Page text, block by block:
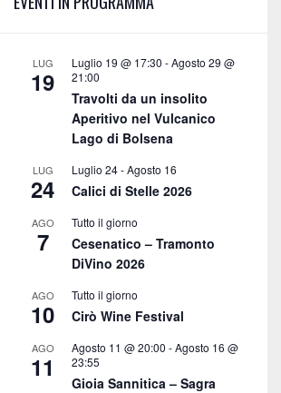
C
LUG
19
Luglio 19 @ 17:30 -Agosto 29 @
21:00
Travolti da un insolito
Aperitivo nel Vulcanico
Lago di Bolsena
LUG
24
Luglio 24-Agosto 16
Calici di Stelle 2026
AGO
7
Tutto il giorno
Cesenatico – Tramonto
DiVino 2026
AGO
10
Tutto il giorno
Cirò Wine Festival
AGO
11
Agosto 11 @ 20:00 -Agosto 16 @
23:55
Gioia Sannitica – Sagra